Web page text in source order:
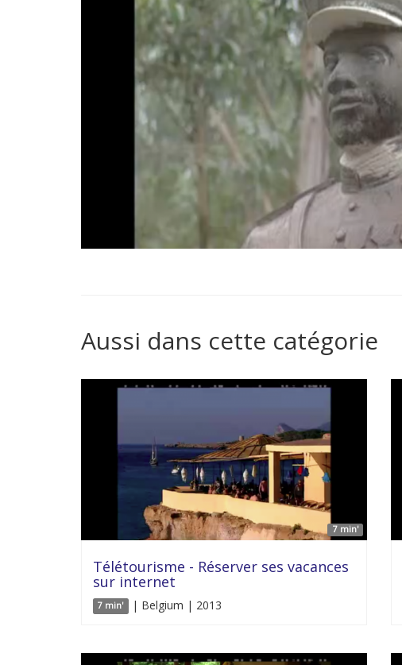
Aussi dans cette catégorie
7 min'
Télétourisme - Réserver ses vacances
sur internet
7 min' | Belgium | 2013